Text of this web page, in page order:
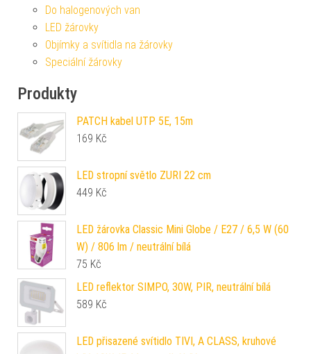
Do halogenových van
LED žárovky
Objímky a svítidla na žárovky
Speciální žárovky
Produkty
PATCH kabel UTP 5E, 15m
169 Kč
LED stropní světlo ZURI 22 cm
449 Kč
LED žárovka Classic Mini Globe / E27 / 6,5 W (60
W) / 806 lm / neutrální bílá
75 Kč
LED reflektor SIMPO, 30W, PIR, neutrální bílá
589 Kč
LED přisazené svítidlo TIVI, A CLASS, kruhové